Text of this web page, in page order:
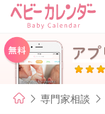
専門家相談